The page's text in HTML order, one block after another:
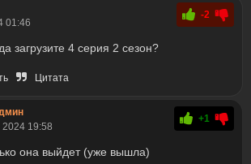
01:46
-2
загрузите 4 серия 2 сезон?
Цитата
19:58
+1
она выйдет (уже вышла)